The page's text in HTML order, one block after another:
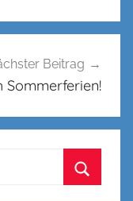
Beitrag
Sommerferien!